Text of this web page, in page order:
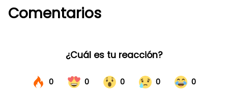
Comentarios